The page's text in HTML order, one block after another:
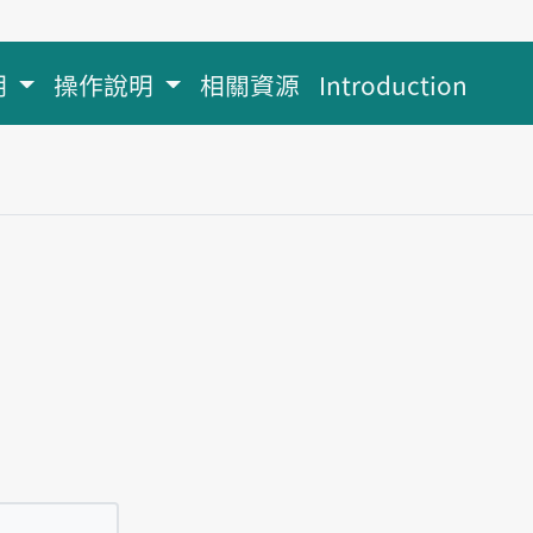
操作說明 相關資源 Introduction